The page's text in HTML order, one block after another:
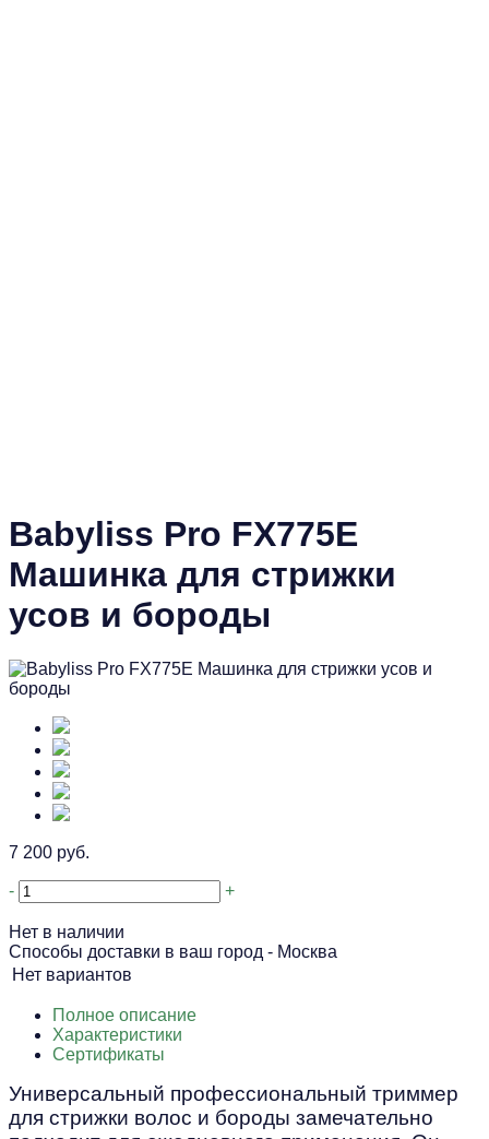
Babyliss Pro FX775E
Машинка для стрижки
усов и бороды
7 200 руб.
- +
Нет в наличии
Способы доставки в ваш город - Москва
Нет вариантов
Полное описание
Характеристики
Сертификаты
Универсальный профессиональный триммер
для стрижки волос и бороды замечательно